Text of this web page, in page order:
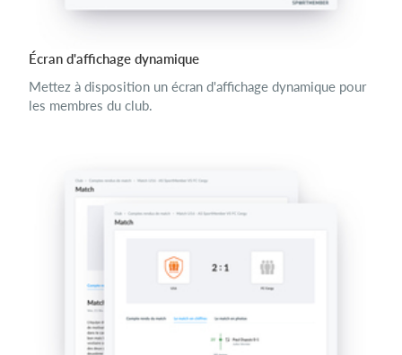
Écran d'affichage dynamique
Mettez à disposition un écran d'affichage dynamique pour
les membres du club.